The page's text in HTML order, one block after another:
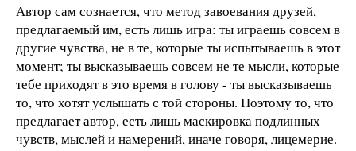
Автор сам сознается, что метод завоевания друзей,
предлагаемый им, есть лишь игра: ты играешь совсем в
другие чувства, не в те, которые ты испытываешь в этот
момент; ты высказываешь совсем не те мысли, которые
тебе приходят в это время в голову - ты высказываешь
то, что хотят услышать с той стороны. Поэтому то, что
предлагает автор, есть лишь маскировка подлинных
чувств, мыслей и намерений, иначе говоря, лицемерие.